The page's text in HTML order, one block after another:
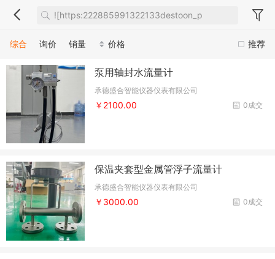
推荐
综合 询价 销量 价格
泵用轴封水流量计
承德盛合智能仪器仪表有限公司
0成交
￥2100.00
保温夹套型金属管浮子流量计
承德盛合智能仪器仪表有限公司
0成交
￥3000.00